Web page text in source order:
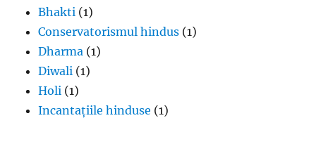
Bhakti (1)
Conservatorismul hindus (1)
Dharma (1)
Diwali (1)
Holi (1)
Incantațiile hinduse (1)